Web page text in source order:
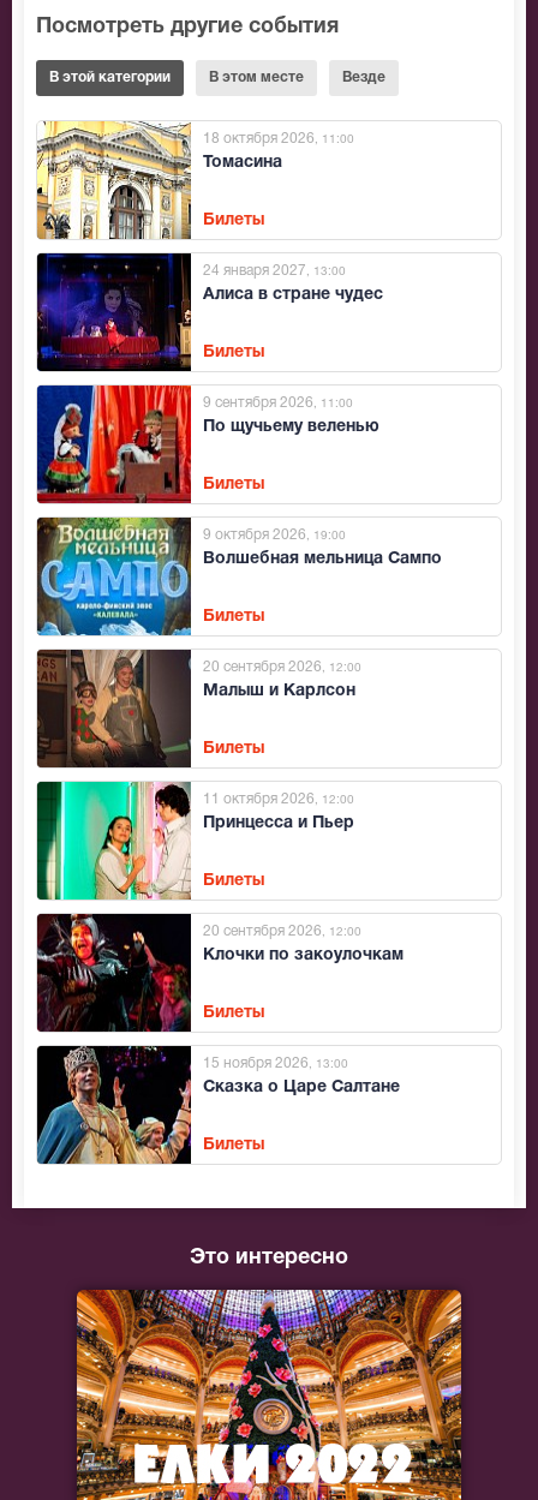
Посмотреть другие события
В этой категории В этом месте Везде
Томасина
18 октября 2026 , 11:00
Билеты
Алиса в стране чудес
24 января 2027 , 13:00
Билеты
По щучьему веленью
9 сентября 2026 , 11:00
Билеты
Волшебная мельница Сампо
9 октября 2026 , 19:00
Билеты
Малыш и Карлсон
20 сентября 2026 , 12:00
Билеты
Принцесса и Пьер
11 октября 2026 , 12:00
Билеты
Клочки по закоулочкам
20 сентября 2026 , 12:00
Билеты
Сказка о Царе Салтане
15 ноября 2026 , 13:00
Билеты
Это интересно